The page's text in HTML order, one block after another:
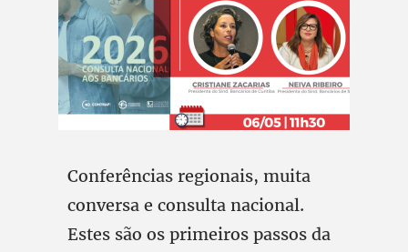
Conferências regionais, muita
conversa e consulta nacional.
Estes são os primeiros passos da